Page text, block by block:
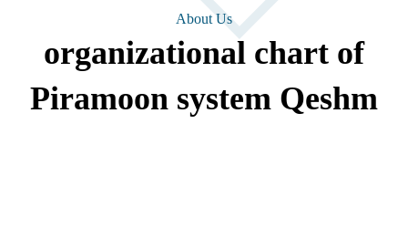
About Us
organizational chart of
Piramoon system Qeshm